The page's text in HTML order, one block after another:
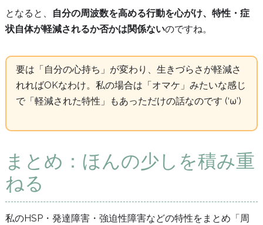
となると、
自分の周波数を高める行動を心がけ、特性・症
状自体が軽減されるか否かは関係ないのですね。
要は「自分の心持ち」が変わり、生きづらさが軽減さ
れればOKなわけ。私の場合は「オマケ」みたいな感じ
で「軽減された特性」もあっただけの話なのです (‘ω’)
まとめ：ほんの少しを積み重
ねる
私のHSP・発達障害・強迫性障害などの特性をまとめ「周